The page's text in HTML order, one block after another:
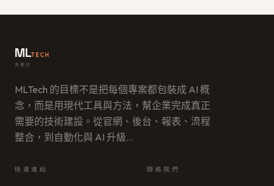
MLTECH
美樂信
MLTech 的目標不是把每個專案都包裝成 AI 概
念，而是用現代工具與方法，幫企業完成真正
需要的技術建設。從官網、後台、報表、流程
整合，到自動化與 AI 升級…
快速連結 聯絡我們